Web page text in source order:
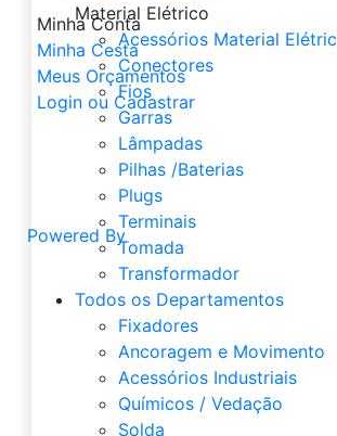
Material Elétrico
Acessórios Material
Conectores
Fios
Garras
Lâmpadas
Pilhas /Baterias
Plugs
Terminais
Tomada
Transformador
Todos os Departamentos
Fixadores
Ancoragem e Movimento
Acessórios Industriais
Químicos / Vedação
Solda
Minha Conta
Minha Cesta
Meus Orçamentos
Login ou Cadastrar
Powered By